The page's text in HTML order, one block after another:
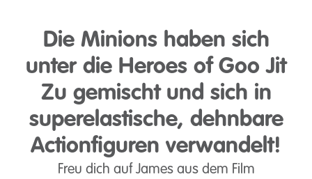
Die Minions haben sich
unter die Heroes of Goo Jit
Zu gemischt und sich in
superelastische, dehnbare
Actionfiguren verwandelt!
Freu dich auf James aus dem Film